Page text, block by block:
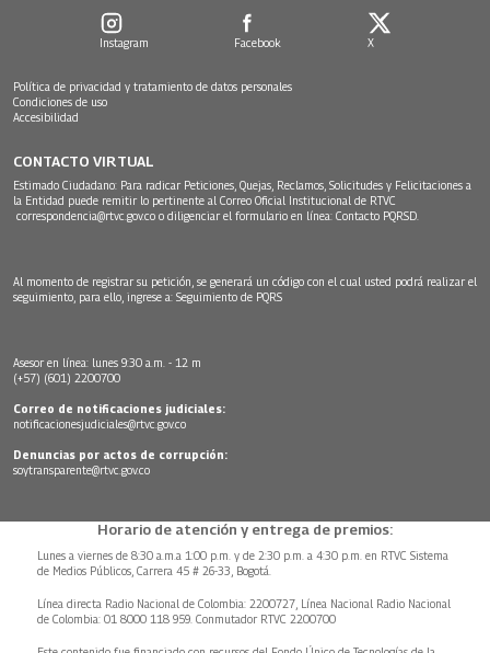
Instagram Facebook X
Política de privacidad y tratamiento de datos personales
Condiciones de uso
Accesibilidad
CONTACTO VIRTUAL
Estimado Ciudadano: Para radicar Peticiones, Quejas, Reclamos, Solicitudes y Felicitaciones a
la Entidad puede remitir lo pertinente al Correo Oficial Institucional de RTVC
correspondencia@rtvc.gov.co o diligenciar el formulario en línea: Contacto PQRSD.
Al momento de registrar su petición, se generará un código con el cual usted podrá realizar el
seguimiento, para ello, ingrese a: Seguimiento de PQRS
Asesor en línea: lunes 9:30 a.m. - 12 m
(+57) (601) 2200700
Correo de notificaciones judiciales:
notificacionesjudiciales@rtvc.gov.co
Denuncias por actos de corrupción:
soytransparente@rtvc.gov.co
Horario de atención y entrega de premios:
Lunes a viernes de 8:30 a.m.a 1:00 p.m. y de 2:30 p.m. a 4:30 p.m. en RTVC Sistema
de Medios Públicos, Carrera 45 # 26-33, Bogotá.
Línea directa Radio Nacional de Colombia: 2200727, Línea Nacional Radio Nacional
de Colombia: 01 8000 118 959. Conmutador RTVC 2200700